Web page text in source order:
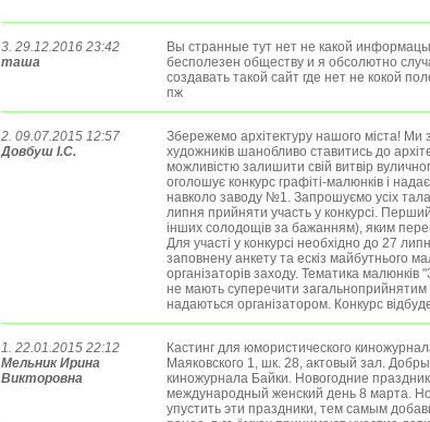
3. 29.12.2016 23:42
таша
Вы странные тут нет не какой
бесполезен обществу и я обсолютно
создавать такой сайт где нет не кокой
пж
2. 09.07.2015 12:57
Довбуш І.С.
Збережемо архітектуру нашого міста! Ми
художників шанобливо ставитись до
можливістю залишити свій витвір
оголошує конкурс графіті-малюнків і
навколо заводу №1. Запрошуємо усіх
липня прийняти участь у конкурсі.
інших солодощів за бажанням), яким
Для участі у конкурсі необхідно до 27
заповнену анкету та ескіз майбутнього
організаторів заходу. Тематика
не мають суперечити
надаються організатором. Конкурс
1. 22.01.2015 22:12
Мельник Ирина
Викторовна
Кастинг для юмористического
Маяковского 1, шк. 28, актовый зал.
киножурнала Байки. Новогодние
международный женский день 8 марта.
упустить эти праздники, тем самым